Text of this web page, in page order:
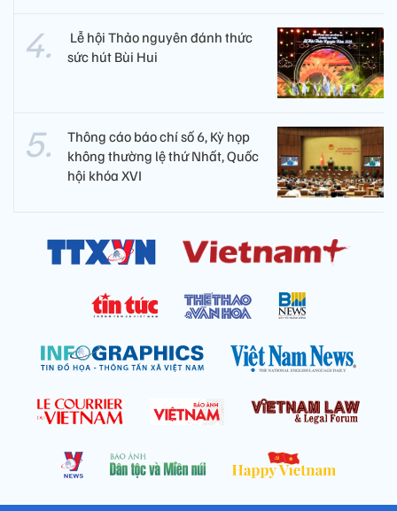
​ Lễ hội Thảo nguyên đánh thức
sức hút Bùi Hui
Thông cáo báo chí số 6, Kỳ họp
không thường lệ thứ Nhất, Quốc
hội khóa XVI